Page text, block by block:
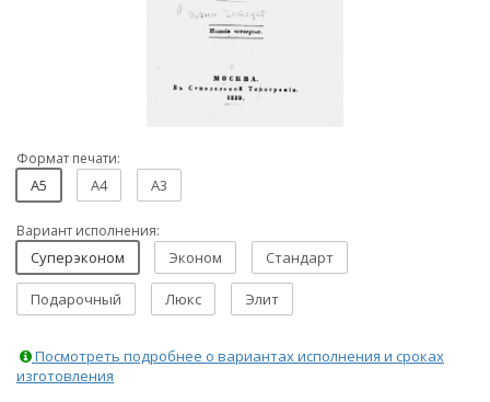
Формат печати:
A5 A4 A3
Вариант исполнения:
Суперэконом Эконом Стандарт
Подарочный Люкс Элит
Посмотреть подробнее о вариантах исполнения и сроках
изготовления